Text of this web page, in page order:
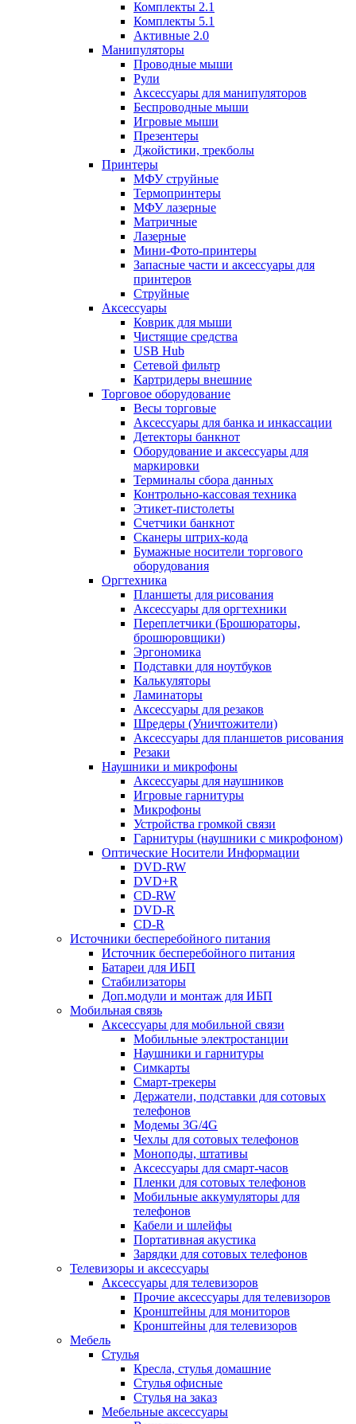
Комплекты 2.1
Комплекты 5.1
Активные 2.0
Манипуляторы
Проводные мыши
Рули
Аксессуары для манипуляторов
Беспроводные мыши
Игровые мыши
Презентеры
Джойстики, трекболы
Принтеры
МФУ струйные
Термопринтеры
МФУ лазерные
Матричные
Лазерные
Мини-Фото-принтеры
Запасные части и аксессуары для
принтеров
Струйные
Аксессуары
Коврик для мыши
Чистящие средства
USB Hub
Сетевой фильтр
Картридеры внешние
Торговое оборудование
Весы торговые
Аксессуары для банка и инкассации
Детекторы банкнот
Оборудование и аксессуары для
маркировки
Терминалы сбора данных
Контрольно-кассовая техника
Этикет-пистолеты
Счетчики банкнот
Сканеры штрих-кода
Бумажные носители торгового
оборудования
Оргтехника
Планшеты для рисования
Аксессуары для оргтехники
Переплетчики (Брошюраторы,
брошюровщики)
Эргономика
Подставки для ноутбуков
Калькуляторы
Ламинаторы
Аксессуары для резаков
Шредеры (Уничтожители)
Аксессуары для планшетов рисования
Резаки
Наушники и микрофоны
Аксессуары для наушников
Игровые гарнитуры
Микрофоны
Устройства громкой связи
Гарнитуры (наушники с микрофоном)
Оптические Носители Информации
DVD-RW
DVD+R
CD-RW
DVD-R
CD-R
Источники бесперебойного питания
Источник бесперебойного питания
Батареи для ИБП
Стабилизаторы
Доп.модули и монтаж для ИБП
Мобильная связь
Аксессуары для мобильной связи
Мобильные электростанции
Наушники и гарнитуры
Симкарты
Смарт-трекеры
Держатели, подставки для сотовых
телефонов
Модемы 3G/4G
Чехлы для сотовых телефонов
Моноподы, штативы
Аксессуары для смарт-часов
Пленки для сотовых телефонов
Мобильные аккумуляторы для
телефонов
Кабели и шлейфы
Портативная акустика
Зарядки для сотовых телефонов
Телевизоры и аксессуары
Аксессуары для телевизоров
Прочие аксессуары для телевизоров
Кронштейны для мониторов
Кронштейны для телевизоров
Мебель
Стулья
Кресла, стулья домашние
Стулья офисные
Стулья на заказ
Мебельные аксессуары